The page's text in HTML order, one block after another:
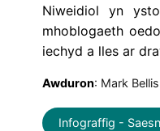
Niweidiol yn
mhoblogaeth
iechyd a lles ar
Awduron: Mark
Infograffig -